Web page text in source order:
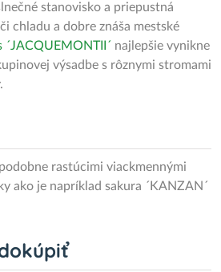
stanovisko a priepustná
chladu a dobre znáša mestské
´JACQUEMONTII´ najlepšie vynikne
výsadbe s rôznymi stromami
rastúcimi viackmennými
ako je napríklad sakura ´KANZAN´